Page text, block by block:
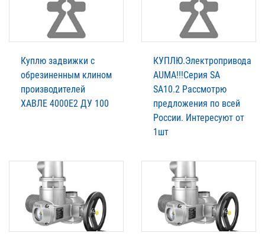
Куплю задвижки с
обрезиненным клином
производителей
XАВЛЕ 4000Е2 ДУ 100
КУПЛЮ.Электропривода
AUMА!!!Серия SA
SA10.2 Рассмотрю
предложения по всей
России. Интересуют от
1шт